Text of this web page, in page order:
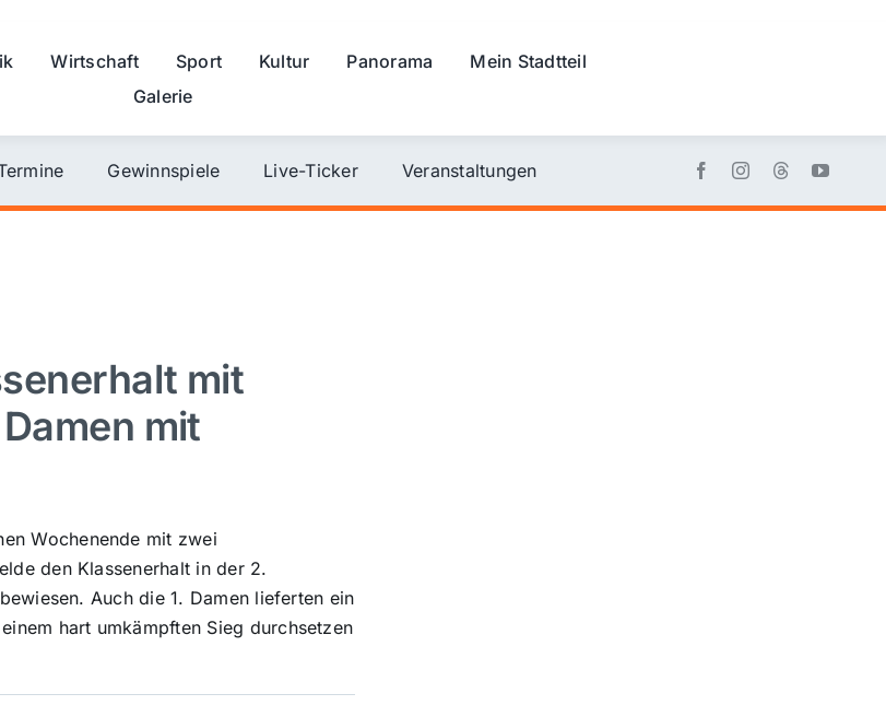
Wirtschaft Sport Kultur Panorama
Mein Stadtteil
Galerie
Gewinnspiele Live-Ticker Veranstaltungen
mit
mit
Wochenende mit zwei
den Klassenerhalt in der 2.
Auch die 1. Damen lieferten ein
hart umkämpften Sieg durchsetzen